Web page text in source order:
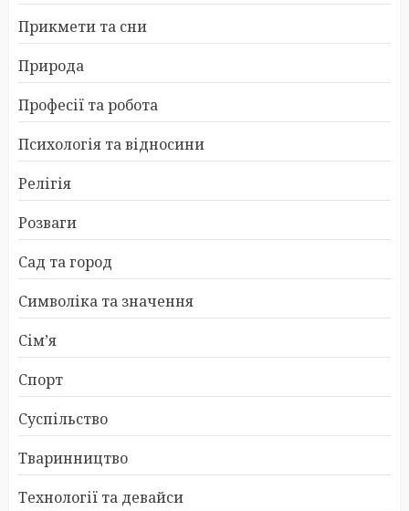
Прикмети та сни
Природа
Професії та робота
Психологія та відносини
Релігія
Розваги
Сад та город
Символіка та значення
Сім’я
Спорт
Суспільство
Тваринництво
Технології та девайси